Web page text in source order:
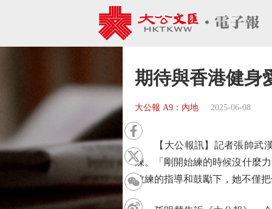
期待與香港健身
大公報 A9：內地 2025-06-08
【大公報訊】記者張帥武漢
煉。「剛開始練的時候沒什麼
教練的指導和鼓勵下，她不僅